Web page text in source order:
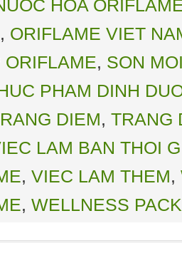
HOA
, ORIFLAME VIET
ORIFLAME, SON
PHAM DINH
DIEM, TRANG
LAM BAN THOI
, VIEC LAM THEM,
, WELLNESS